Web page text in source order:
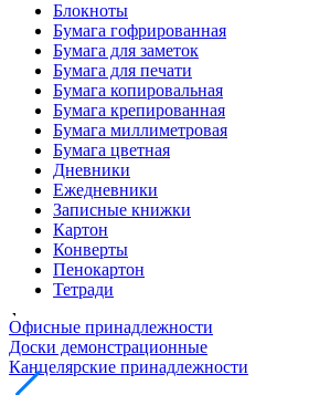
Блокноты
Бумага гофрированная
Бумага для заметок
Бумага для печати
Бумага копировальная
Бумага крепированная
Бумага миллиметровая
Бумага цветная
Дневники
Ежедневники
Записные книжки
Картон
Конверты
Пенокартон
Тетради
Офисные принадлежности
Доски демонстрационные
Канцелярские принадлежности